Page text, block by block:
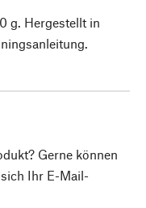
g. Hergestellt in
Gerne können
Ihr E-Mail-